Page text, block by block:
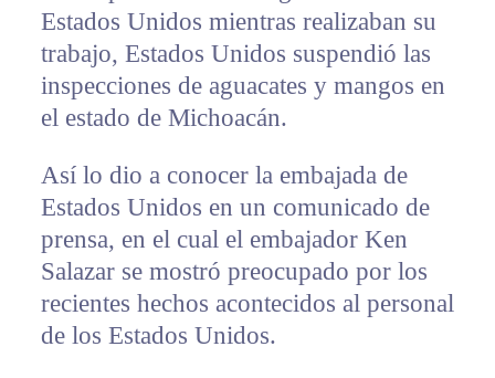
Estados Unidos mientras realizaban su
trabajo, Estados Unidos suspendió las
inspecciones de aguacates y mangos en
el estado de Michoacán.
Así lo dio a conocer la embajada de
Estados Unidos en un comunicado de
prensa, en el cual el embajador Ken
Salazar se mostró preocupado por los
recientes hechos acontecidos al personal
de los Estados Unidos.